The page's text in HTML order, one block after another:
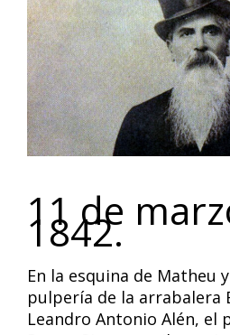
11 de
1842.
En la esquina de Matheu
pulpería de la arrabalera
Leandro Antonio Alén, el